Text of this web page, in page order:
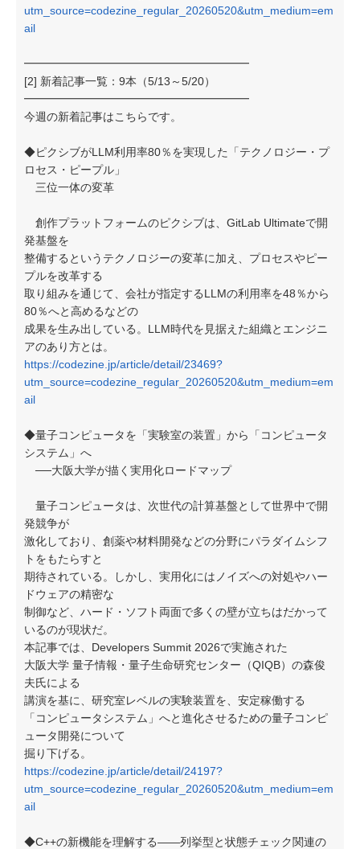
utm_source=codezine_regular_20260520&utm_medium=em
ail
━━━━━━━━━━━━━━━━━━━━
[2] 新着記事一覧：9本（5/13～5/20）
━━━━━━━━━━━━━━━━━━━━
今週の新着記事はこちらです。
◆ピクシブがLLM利用率80％を実現した「テクノロジー・プ
ロセス・ピープル」
三位一体の変革
創作プラットフォームのピクシブは、GitLab Ultimateで開
発基盤を
整備するというテクノロジーの変革に加え、プロセスやピー
プルを改革する
取り組みを通じて、会社が指定するLLMの利用率を48％から
80％へと高めるなどの
成果を生み出している。LLM時代を見据えた組織とエンジニ
アのあり方とは。
https://codezine.jp/article/detail/23469?
utm_source=codezine_regular_20260520&utm_medium=em
ail
◆量子コンピュータを「実験室の装置」から「コンピュータ
システム」へ
──大阪大学が描く実用化ロードマップ
量子コンピュータは、次世代の計算基盤として世界中で開
発競争が
激化しており、創薬や材料開発などの分野にパラダイムシフ
トをもたらすと
期待されている。しかし、実用化にはノイズへの対処やハー
ドウェアの精密な
制御など、ハード・ソフト両面で多くの壁が立ちはだかって
いるのが現状だ。
本記事では、Developers Summit 2026で実施された
大阪大学 量子情報・量子生命研究センター（QIQB）の森俊
夫氏による
講演を基に、研究室レベルの実験装置を、安定稼働する
「コンピュータシステム」へと進化させるための量子コンピ
ュータ開発について
掘り下げる。
https://codezine.jp/article/detail/24197?
utm_source=codezine_regular_20260520&utm_medium=em
ail
◆C++の新機能を理解する――列挙型と状態チェック関連の